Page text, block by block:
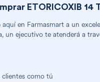
ETORICOXIB 14
aquí en Farmasmart a un
un ejecutivo te atenderá a
como tú